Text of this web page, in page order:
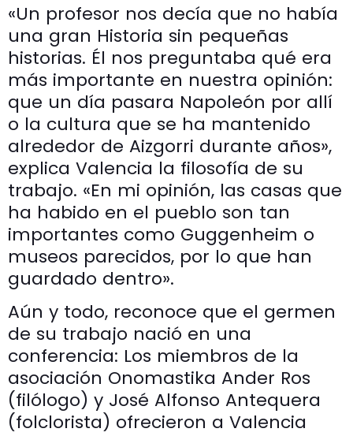
«Un profesor nos decía que no había
una gran Historia sin pequeñas
historias. Él nos preguntaba qué era
más importante en nuestra opinión:
que un día pasara Napoleón por allí
o la cultura que se ha mantenido
alrededor de Aizgorri durante años»,
explica Valencia la filosofía de su
trabajo. «En mi opinión, las casas que
ha habido en el pueblo son tan
importantes como Guggenheim o
museos parecidos, por lo que han
guardado dentro».
Aún y todo, reconoce que el germen
de su trabajo nació en una
conferencia: Los miembros de la
asociación Onomastika Ander Ros
(filólogo) y José Alfonso Antequera
(folclorista) ofrecieron a Valencia